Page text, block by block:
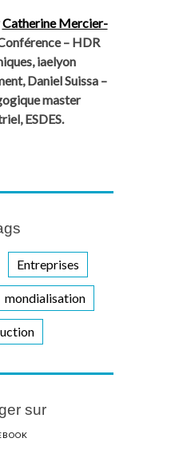
Catherine Mercier-
– HDR
iaelyon
Daniel Suissa –
master
ESDES.
Entreprises
mondialisation
sur